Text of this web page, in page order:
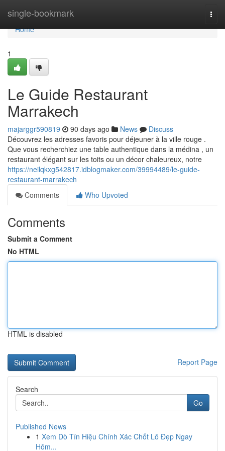
single-bookmark
Home
Home
1
Le Guide Restaurant
Marrakech
majarggr590819 90 days ago News
Discuss
Découvrez les adresses favoris pour déjeuner à la ville rouge .
Que vous recherchiez une table authentique dans la médina , un
restaurant élégant sur les toits ou un décor chaleureux, notre
https://neilqkxg542817.idblogmaker.com/39994489/le-guide-
restaurant-marrakech
Comments
Who Upvoted
Comments
Submit a Comment
No HTML
HTML is disabled
Report Page
Search
Go
Published News
1 Xem Dò Tín Hiệu Chính Xác Chốt Lô Đẹp Ngay
Hôm...